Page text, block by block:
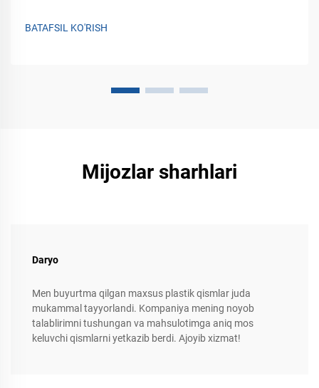
BATAFSIL KO'RISH
Mijozlar sharhlari
Daryo
Men buyurtma qilgan maxsus plastik qismlar juda
mukammal tayyorlandi. Kompaniya mening noyob
talablirimni tushungan va mahsulotimga aniq mos
keluvchi qismlarni yetkazib berdi. Ajoyib xizmat!